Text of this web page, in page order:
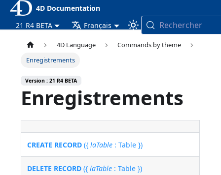
4D Documentation
21 R4 BETA
Français Rechercher
4D Language
Commands by theme
Enregistrements
Version : 21 R4 BETA
Enregistrements
CREATE RECORD ({laTable : Table })
DELETE RECORD ({laTable : Table })